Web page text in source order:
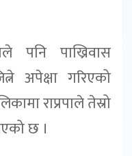
पनि पाख्रिवास
अपेक्षा गरिएको
राप्रपाले तेस्रो
छ ।